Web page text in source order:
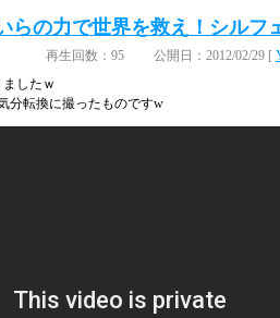
らの力で世界を救え！シルフ
再生回数：95 公開日：2012/02/29 [
したｗ
分転換に撮ったものですw